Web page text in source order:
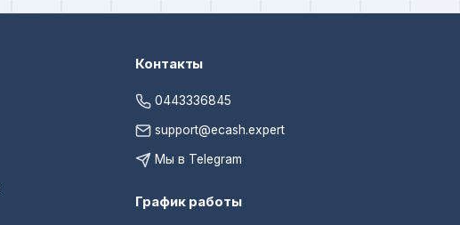
Контакты
0443336845
support@ecash.expert
Мы в Telegram
График работы